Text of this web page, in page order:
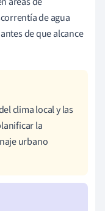
de agua
de que alcance
clima local y las
la
urbano